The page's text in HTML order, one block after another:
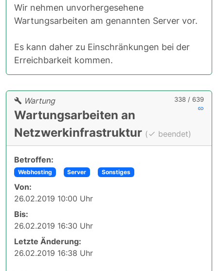
Wir nehmen unvorhergesehene
Wartungsarbeiten am genannten Server vor.
Es kann daher zu Einschränkungen bei der
Erreichbarkeit kommen.
338 / 639
Wartung
Wartungsarbeiten an
Netzwerkinfrastruktur ( beendet)
Betroffen:
Webhosting Server Sonstiges
Von:
26.02.2019 10:00 Uhr
Bis:
26.02.2019 16:30 Uhr
Letzte Änderung:
26.02.2019 16:38 Uhr